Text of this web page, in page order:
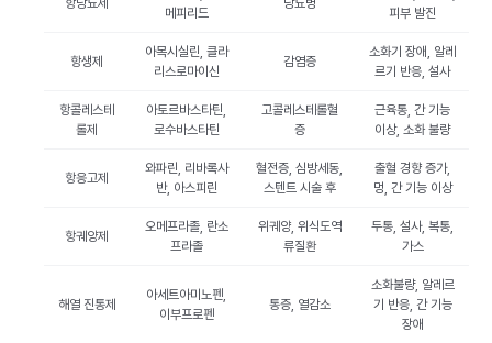
항당뇨제
메피리드
당뇨병
피부 발진
항생제
아목시실린, 클라
리스로마이신
감염증
소화기 장애, 알레
르기 반응, 설사
항콜레스테
롤제
아토르바스타틴,
로수바스타틴
고콜레스테롤혈
증
근육통, 간 기능
이상, 소화 불량
항응고제
와파린, 리바록사
반, 아스피린
혈전증, 심방세동,
스텐트 시술 후
출혈 경향 증가,
멍, 간 기능 이상
항궤양제
오메프라졸, 란소
프라졸
위궤양, 위식도역
류질환
두통, 설사, 복통,
가스
해열 진통제
아세트아미노펜,
이부프로펜
통증, 열감소
소화불량, 알레르
기 반응, 간 기능
장애